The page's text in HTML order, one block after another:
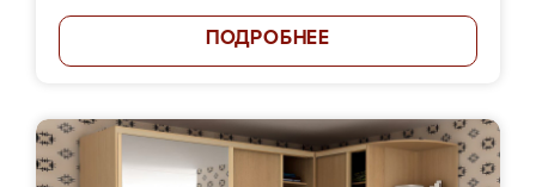
ПОДРОБНЕЕ